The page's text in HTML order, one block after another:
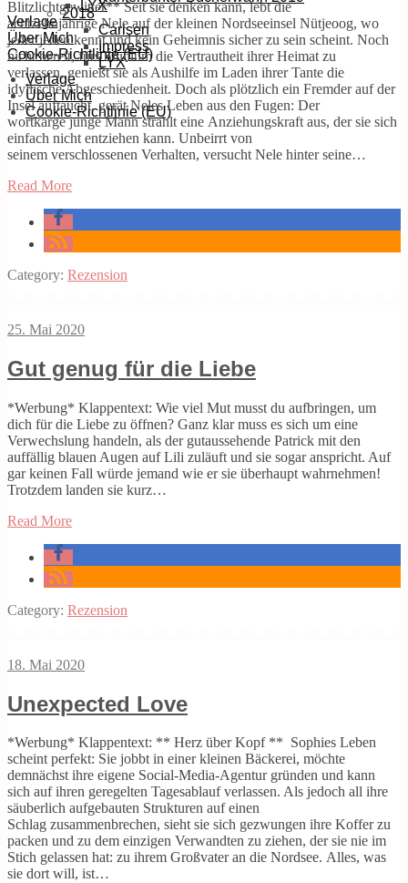
LYX
Verlage
Über Mich
Cookie-Richtlinie (EU)
2018
Carlsen
Impress
LYX
Verlage
Über Mich
Cookie-Richtlinie (EU)
Blitzlichtgewitter** Seit sie denken kann, lebt die
achtzehnjährige Nele auf der kleinen Nordseeinsel Nütjeoog, wo
jeder jeden kennt und kein Geheimnis sicher zu sein scheint. Noch
nicht bereit, fürs Studium die Vertrautheit ihrer Heimat zu
verlassen, genießt sie als Aushilfe im Laden ihrer Tante die
idyllische Abgeschiedenheit. Doch als plötzlich ein Fremder auf der
Insel auftaucht, gerät Neles Leben aus den Fugen: Der
wortkarge junge Mann strahlt eine Anziehungskraft aus, der sie sich
einfach nicht entziehen kann. Unbeirrt von
seinem verschlossenen Verhalten, versucht Nele hinter seine…
Read More
Category: Rezension
25. Mai 2020
Gut genug für die Liebe
*Werbung* Klappentext: Wie viel Mut musst du aufbringen, um
dich für die Liebe zu öffnen? Ganz klar muss es sich um eine
Verwechslung handeln, als der gutaussehende Patrick mit den
auffällig blauen Augen auf Lili zuläuft und sie sogar anspricht. Auf
gar keinen Fall würde jemand wie er sie überhaupt wahrnehmen!
Trotzdem landen sie kurz…
Read More
Category: Rezension
18. Mai 2020
Unexpected Love
*Werbung* Klappentext: ** Herz über Kopf ** Sophies Leben
scheint perfekt: Sie jobbt in einer kleinen Bäckerei, möchte
demnächst ihre eigene Social-Media-Agentur gründen und kann
sich auf ihren geregelten Tagesablauf verlassen. Als jedoch all ihre
säuberlich aufgebauten Strukturen auf einen
Schlag zusammenbrechen, sieht sie sich gezwungen ihre Koffer zu
packen und zu dem einzigen Verwandten zu ziehen, der sie nie im
Stich gelassen hat: zu ihrem Großvater an die Nordsee. Alles, was
sie dort will, ist…